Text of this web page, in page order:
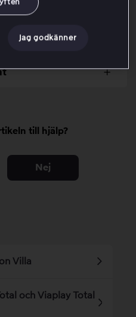
till hjälp?
Nej
Villa
och Viaplay Total
Jag godkänner